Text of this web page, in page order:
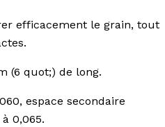
efficacement le grain, tout
(6 quot;) de long.
espace secondaire
0,065.